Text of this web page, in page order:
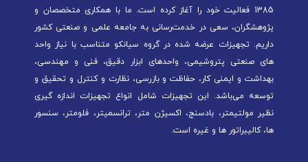
1385 فعالیت خود را آغاز کرده است. ما با همکاری متخصصان و
پژوهشگران، سعی در خدمت‌رسانی به جامعه علمی و صنعتی کشور
داریم. تجهیزات عرضه شده در گروه سیانکو متناسب با نیاز واحد
های صنعتی پتروشیمی، واحدهای ابزار دقیق، فنی و مهندسی،
بهداشت و ایمنی کار، حفاظت و بازرسی، نظارت و کنترل و تحقیق و
توسعه می‌باشد. این تجهیزات شامل انواع تجهیزات اندازه گیری
نظیر مولتیمتر، بادسنج، اکسیژن متر، ترانسمیتر، فلومتر، سنسور
ها، کالیبراتور ها و غیره است.